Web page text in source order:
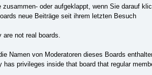
oder aufgeklappt, wenn Sie darauf
neue Beiträge seit ihrem letzten Besuch
not real boards.
Namen von Moderatoren dieses Boards
privileges inside that board that regular